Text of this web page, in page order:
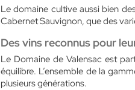
Le domaine cultive aussi bien
Cabernet Sauvignon, que des
Des vins reconnus pour
Le Domaine de Valensac est
équilibre. L’ensemble de la
plusieurs générations.